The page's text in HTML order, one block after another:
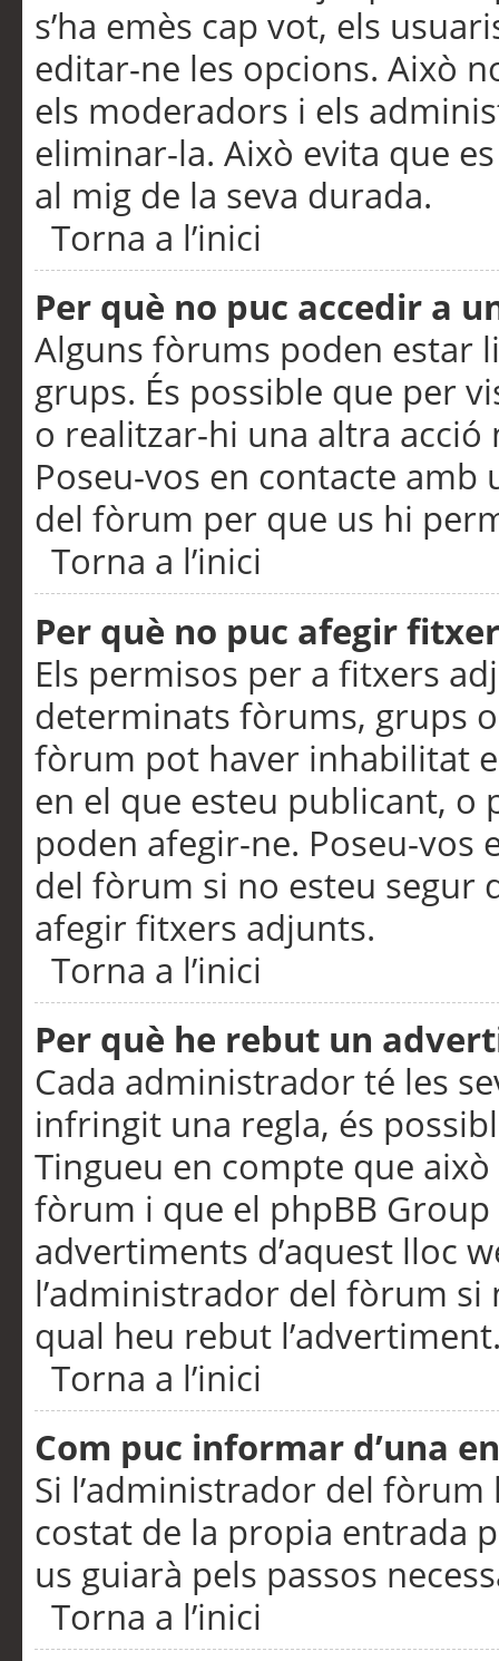
s’ha emès cap vot, els
editar-ne les opcions. Això
els moderadors i els
eliminar-la. Això evita que
al mig de la seva durada.
Torna a l’inici
Per què no puc accedir a
Alguns fòrums poden estar
grups. És possible que per
o realitzar-hi una altra acció
Poseu-vos en contacte
del fòrum per que us hi
Torna a l’inici
Per què no puc afegir
Els permisos per a fitxers
determinats fòrums, grups
fòrum pot haver inhabilitat
en el que esteu publicant,
poden afegir-ne. Poseu-vos
del fòrum si no esteu segur
afegir fitxers adjunts.
Torna a l’inici
Per què he rebut un
Cada administrador té les
infringit una regla, és
Tingueu en compte que
fòrum i que el phpBB
advertiments d’aquest lloc
l’administrador del fòrum
qual heu rebut
Torna a l’inici
Com puc informar d’una
Si l’administrador del
costat de la propia entrada
us guiarà pels passos
Torna a l’inici